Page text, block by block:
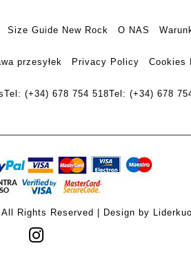
Size Guide New Rock O NAS
przesyłek Privacy Policy Cookies
Tel: (+34) 678 754 518Tel: (+34) 678
Rights Reserved | Design by